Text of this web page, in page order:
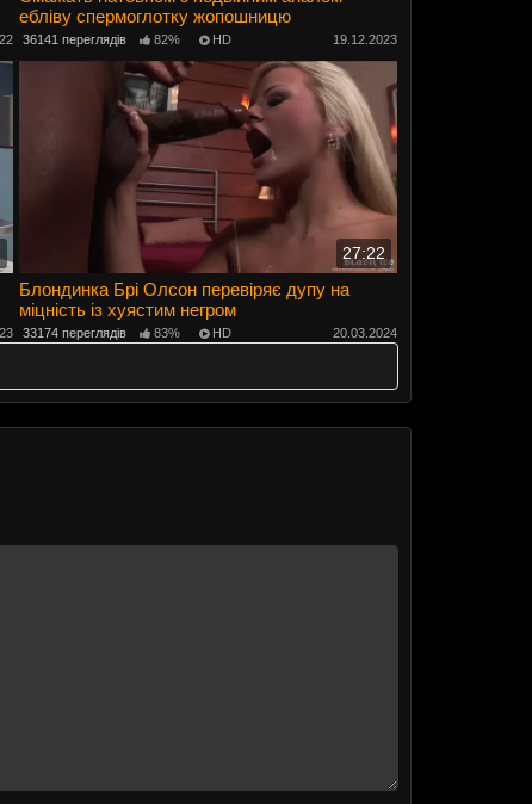
ебліву спермоглотку жопошницю
36141 переглядів 82% HD 19.12.2023
27:22
Блондинка Брі Олсон перевіряє дупу на
міцність із хуястим негром
33174 переглядів 83% HD 20.03.2024